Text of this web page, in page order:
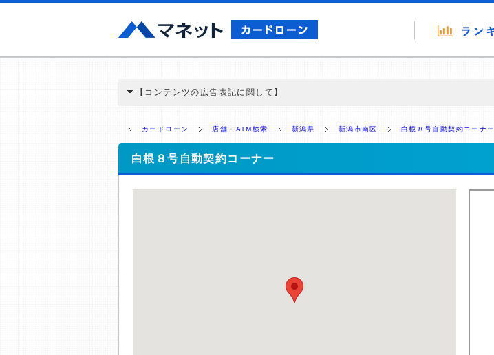
【コンテンツの広告表記に関して】
ミ収集などに基づき、公平性を担保した情報提供を行っています。
>提携企業一覧
カードローン 店舗・ATM検索 新潟県 新潟市南区 白根８号自動契約コーナー
白根８号自動契約コーナー